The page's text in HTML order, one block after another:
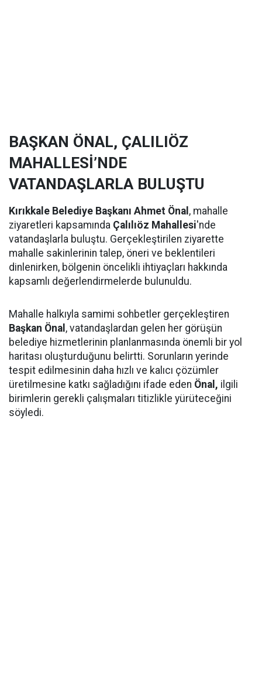
BAŞKAN ÖNAL, ÇALILIÖZ
MAHALLESİ’NDE
VATANDAŞLARLA BULUŞTU
Kırıkkale Belediye Başkanı Ahmet Önal , mahalle
ziyaretleri kapsamında Çalılıöz Mahallesi'nde
vatandaşlarla buluştu. Gerçekleştirilen ziyarette
mahalle sakinlerinin talep, öneri ve beklentileri
dinlenirken, bölgenin öncelikli ihtiyaçları hakkında
kapsamlı değerlendirmelerde bulunuldu.
Mahalle halkıyla samimi sohbetler gerçekleştiren
Başkan Önal , vatandaşlardan gelen her görüşün
belediye hizmetlerinin planlanmasında önemli bir yol
haritası oluşturduğunu belirtti. Sorunların yerinde
tespit edilmesinin daha hızlı ve kalıcı çözümler
üretilmesine katkı sağladığını ifade eden Önal, ilgili
birimlerin gerekli çalışmaları titizlikle yürüteceğini
söyledi.